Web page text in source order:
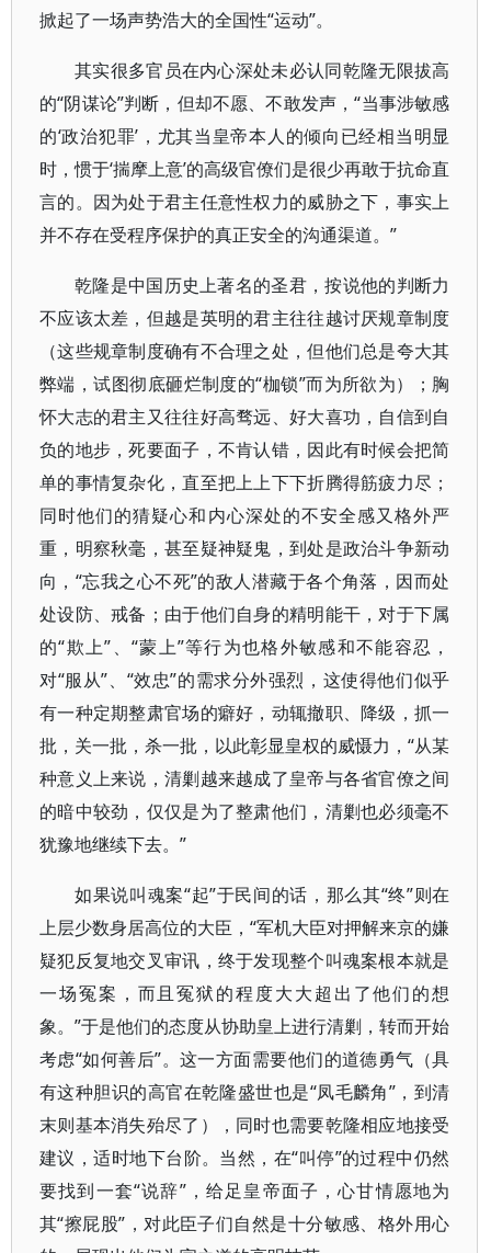
掀起了一场声势浩大的全国性“运动”。
其实很多官员在内心深处未必认同乾隆无限拔高
的“阴谋论”判断，但却不愿、不敢发声，“当事涉敏感
的‘政治犯罪’，尤其当皇帝本人的倾向已经相当明显
时，惯于‘揣摩上意’的高级官僚们是很少再敢于抗命直
言的。因为处于君主任意性权力的威胁之下，事实上
并不存在受程序保护的真正安全的沟通渠道。”
乾隆是中国历史上著名的圣君，按说他的判断力
不应该太差，但越是英明的君主往往越讨厌规章制度
（这些规章制度确有不合理之处，但他们总是夸大其
弊端，试图彻底砸烂制度的“枷锁”而为所欲为）；胸
怀大志的君主又往往好高骛远、好大喜功，自信到自
负的地步，死要面子，不肯认错，因此有时候会把简
单的事情复杂化，直至把上上下下折腾得筋疲力尽；
同时他们的猜疑心和内心深处的不安全感又格外严
重，明察秋毫，甚至疑神疑鬼，到处是政治斗争新动
向，“忘我之心不死”的敌人潜藏于各个角落，因而处
处设防、戒备；由于他们自身的精明能干，对于下属
的“欺上”、“蒙上”等行为也格外敏感和不能容忍，
对“服从”、“效忠”的需求分外强烈，这使得他们似乎
有一种定期整肃官场的癖好，动辄撤职、降级，抓一
批，关一批，杀一批，以此彰显皇权的威慑力，“从某
种意义上来说，清剿越来越成了皇帝与各省官僚之间
的暗中较劲，仅仅是为了整肃他们，清剿也必须毫不
犹豫地继续下去。”
如果说叫魂案“起”于民间的话，那么其“终”则在
上层少数身居高位的大臣，“军机大臣对押解来京的嫌
疑犯反复地交叉审讯，终于发现整个叫魂案根本就是
一场冤案，而且冤狱的程度大大超出了他们的想
象。”于是他们的态度从协助皇上进行清剿，转而开始
考虑“如何善后”。这一方面需要他们的道德勇气（具
有这种胆识的高官在乾隆盛世也是“凤毛麟角”，到清
末则基本消失殆尽了），同时也需要乾隆相应地接受
建议，适时地下台阶。当然，在“叫停”的过程中仍然
要找到一套“说辞”，给足皇帝面子，心甘情愿地为
其“擦屁股”，对此臣子们自然是十分敏感、格外用心